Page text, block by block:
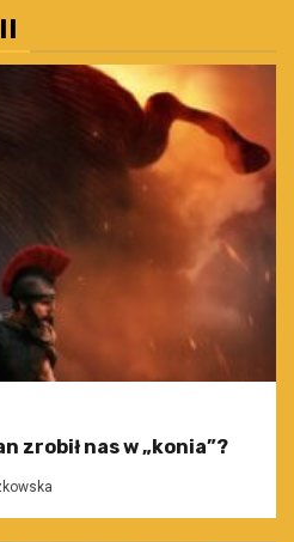
zrobił nas w „konia”?